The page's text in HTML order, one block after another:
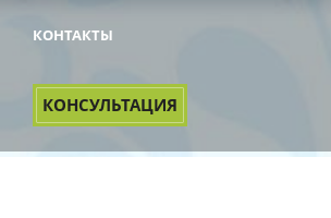
КОНТАКТЫ
КОНСУЛЬТАЦИЯ